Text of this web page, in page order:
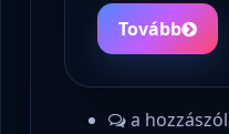
Tovább
a